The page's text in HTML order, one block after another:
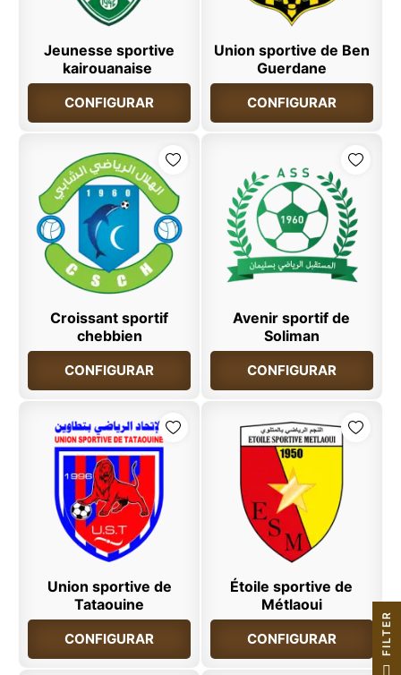
Jeunesse sportive
kairouanaise
CONFIGURAR
Union sportive de Ben
Guerdane
CONFIGURAR
Croissant sportif
chebbien
CONFIGURAR
Avenir sportif de
Soliman
CONFIGURAR
Union sportive de
Tataouine
CONFIGURAR
Étoile sportive de
Métlaoui
CONFIGURAR R